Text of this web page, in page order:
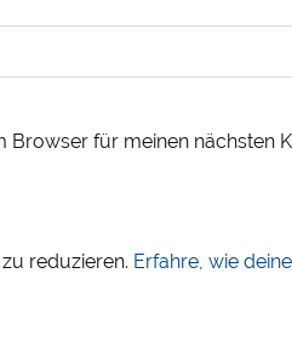
Browser für meinen nächsten
reduzieren. Erfahre, wie